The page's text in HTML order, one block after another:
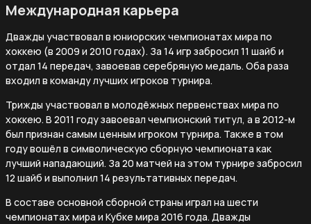
Международная карьера
Дважды участвовал в юниорских чемпионатах мира по
хоккею (в 2009 и 2010 годах). За 14 игр забросил 11 шайб и
отдал 14 передач, завоевав серебряную медаль. Оба раза
входил в команду лучших игроков турнира.
Трижды участвовал в молодёжных первенствах мира по
хоккею. В 2011 году завоевал чемпионский титул, а в 2012-м
был признан самым ценным игроком турнира. Также в том
году вошёл в символическую сборную чемпионата как
лучший нападающий. За 20 матчей на этом турнире забросил
12 шайб и выполнил 14 результативных передач.
В составе основной сборной страны играл на шести
чемпионатах мира и Кубке мира 2016 года. Дважды